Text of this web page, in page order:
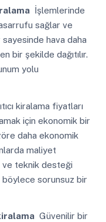
İşlemlerinde
sağlar ve
hava daha
bir şekilde dağıtılır.
yolu
kiralama fiyatları
için ekonomik bir
daha ekonomik
maliyet
ve teknik desteği
böylece sorunsuz bir
Güvenilir bir